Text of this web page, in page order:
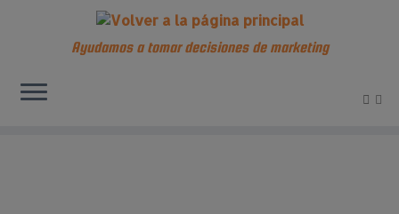
Ayudamos a tomar decisiones de marketing